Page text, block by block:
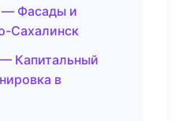
— Фасады и
Сахалинск
Капитальный
в